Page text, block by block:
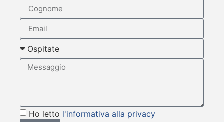
Ho letto l'informativa alla privacy